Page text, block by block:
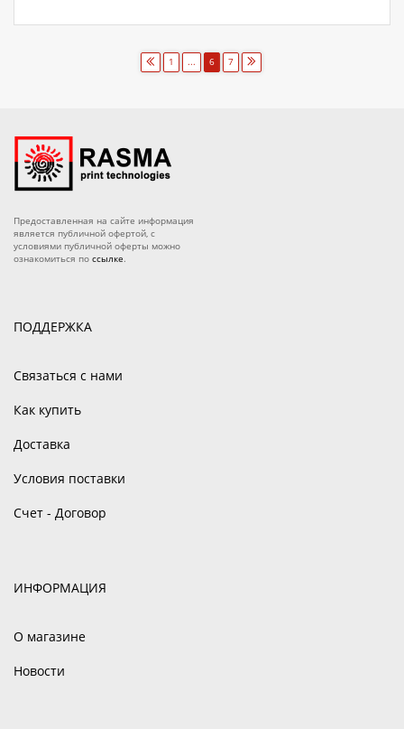
1 ... 6 7
Предоставленная на сайте информация
является публичной офертой, с
условиями публичной оферты можно
ознакомиться по ссылке.
ПОДДЕРЖКА
Связаться с нами
Как купить
Доставка
Условия поставки
Счет - Договор
ИНФОРМАЦИЯ
О магазине
Новости